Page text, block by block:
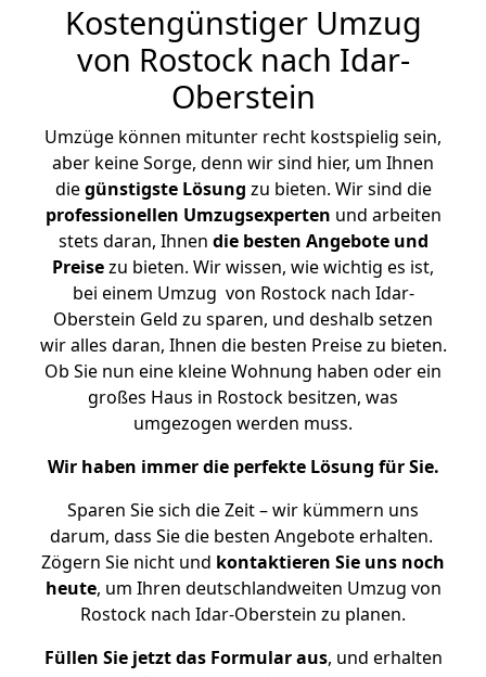
Kostengünstiger Umzug
von Rostock nach Idar-
Oberstein
Umzüge können mitunter recht kostspielig sein,
aber keine Sorge, denn wir sind hier, um Ihnen
diegünstigste Lösung zu bieten. Wir sind die
professionellen Umzugsexperten und arbeiten
stets daran, Ihnen die besten Angebote und
Preisezu bieten. Wir wissen, wie wichtig es ist,
bei einem Umzug von Rostock nach Idar-
Oberstein Geld zu sparen, und deshalb setzen
wir alles daran, Ihnen die besten Preise zu bieten.
Ob Sie nun eine kleine Wohnung haben oder ein
großes Haus in Rostock besitzen, was
umgezogen werden muss.
Wir haben immer die perfekte Lösung für Sie.
Sparen Sie sich die Zeit – wir kümmern uns
darum, dass Sie die besten Angebote erhalten.
Zögern Sie nicht und kontaktieren Sie uns noch
heute, um Ihren deutschlandweiten Umzug von
Rostock nach Idar-Oberstein zu planen.
Füllen Sie jetzt das Formular aus, und erhalten